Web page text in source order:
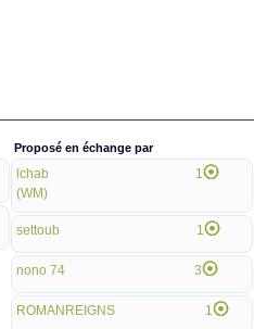
Proposé en échange par
lchab
(WM)
1
settoub 1
nono 74 3
ROMANREIGNS 1